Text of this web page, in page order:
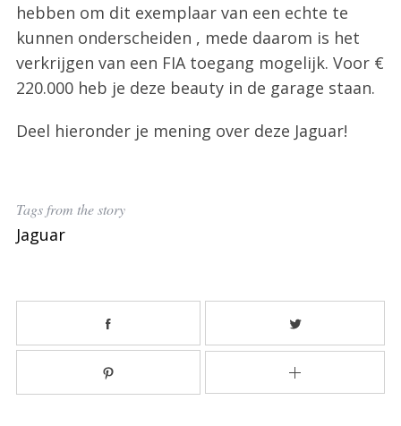
hebben om dit exemplaar van een echte te
kunnen onderscheiden , mede daarom is het
verkrijgen van een FIA toegang mogelijk. Voor €
220.000 heb je deze beauty in de garage staan.
Deel hieronder je mening over deze Jaguar!
Tags from the story
Jaguar
S
o
: